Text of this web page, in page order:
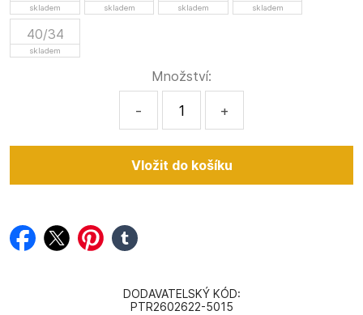
skladem skladem skladem skladem
40/34
skladem
Množství:
- +
facebook
twitterpinterest
tumblr
DODAVATELSKÝ KÓD:
PTR2602622-5015